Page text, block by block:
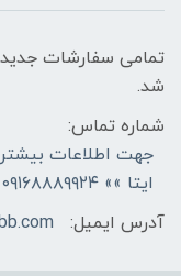
شد.
شماره تماس:
جهت اطلاعات
ایتا »» ۰۹۱۶۸۸۸۹۹۲۴
آدرس ایمیل: